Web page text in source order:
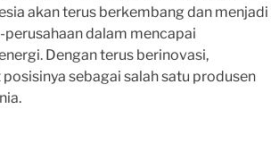
akan terus berkembang dan menjadi
dalam mencapai
Dengan terus berinovasi,
sebagai salah satu produsen